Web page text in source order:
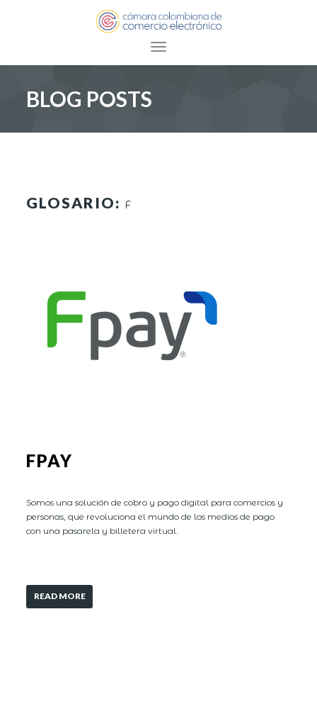
Toggle navigation
BLOG POSTS
GLOSARIO: F
FPAY
Somos una solución de cobro y pago digital para comercios y
personas, que revoluciona el mundo de los medios de pago
con una pasarela y billetera virtual.
READ MORE